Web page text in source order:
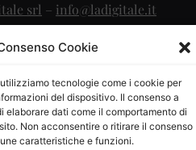
Cookie
tecnologie come i cookie per
del dispositivo. Il consenso a
elaborare dati come il comportamento di
Non acconsentire o ritirare il consenso
caratteristiche e funzioni.
srl – info@ladigitale.it